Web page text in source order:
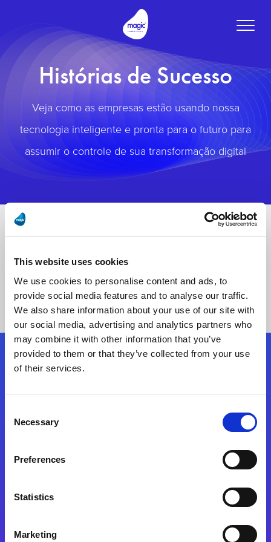
This website uses cookies
We use cookies to personalise content and ads, to
provide social media features and to analyse our traffic.
We also share information about your use of our site with
our social media, advertising and analytics partners who
may combine it with other information that you’ve
provided to them or that they’ve collected from your use
of their services.
Selection
Necessary
Preferences
Statistics
Marketing
Toggle
Histórias de Sucesso
Veja como as empresas estão usando nossa
tecnologia inteligente e pronta para o futuro para
assumir o controle de sua transformação digital
Siga-nos